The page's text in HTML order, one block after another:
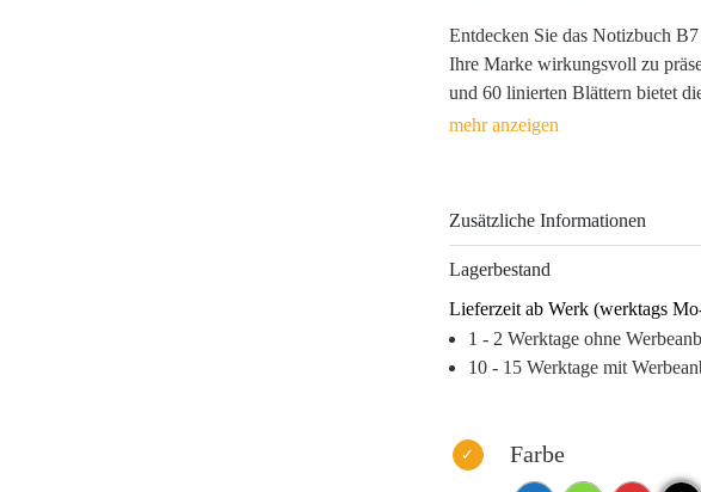
Entdecken Sie das Notizbuch
Ihre Marke wirkungsvoll zu
und 60 linierten Blättern bietet
Ihren Geschäftspartnern und
Jedes Mal, wenn das Notizbuch
ansprechenden farblichen
präsent und stärkt die
im Müll landet, sondern
– Hochwertige Verarbeitung für
– Emotionaler Mehrwert durch
Zusätzliche Informationen
Lagerbestand
Lieferzeit ab Werk (werktags
1 - 2 Werktage ohne
10 - 15 Werktage mit
Farbe